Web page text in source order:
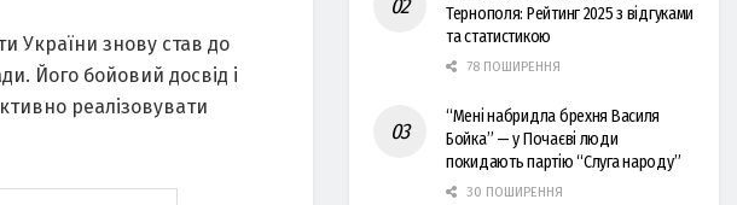
України знову став до
Його бойовий досвід і
реалізовувати
Тернополя: Рейтинг 2025 з відгуками
та статистикою
78 ПОШИРЕННЯ
“Мені набридла брехня Василя
Бойка” — у Почаєві люди
покидають партію “Слуга народу”
30 ПОШИРЕННЯ